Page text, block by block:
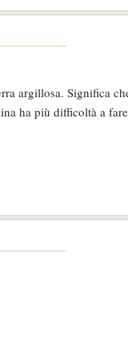
argillosa. Significa
ha più difficoltà a